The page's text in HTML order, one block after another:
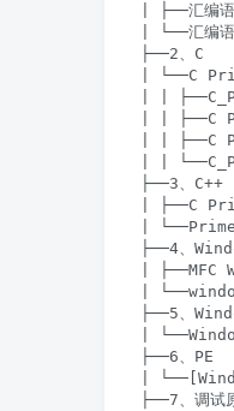
| ├──汇编
| └──汇编
├──2、C
| └──C
| |
| | ├──C
| | ├──C
| |
├──3、C++
| ├──C
|
├──4、
| ├──MFC
|
├──5、
|
├──6、PE
|
├──7、调试